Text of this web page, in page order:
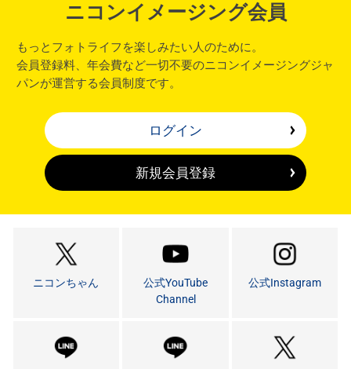
ニコンイメージング会員
もっとフォトライフを楽しみたい人のために。
会員登録料、年会費など一切不要のニコンイメージングジャ
パンが運営する会員制度です。
ログイン
新規会員登録
ニコンちゃん
公式YouTube
Channel
公式Instagram